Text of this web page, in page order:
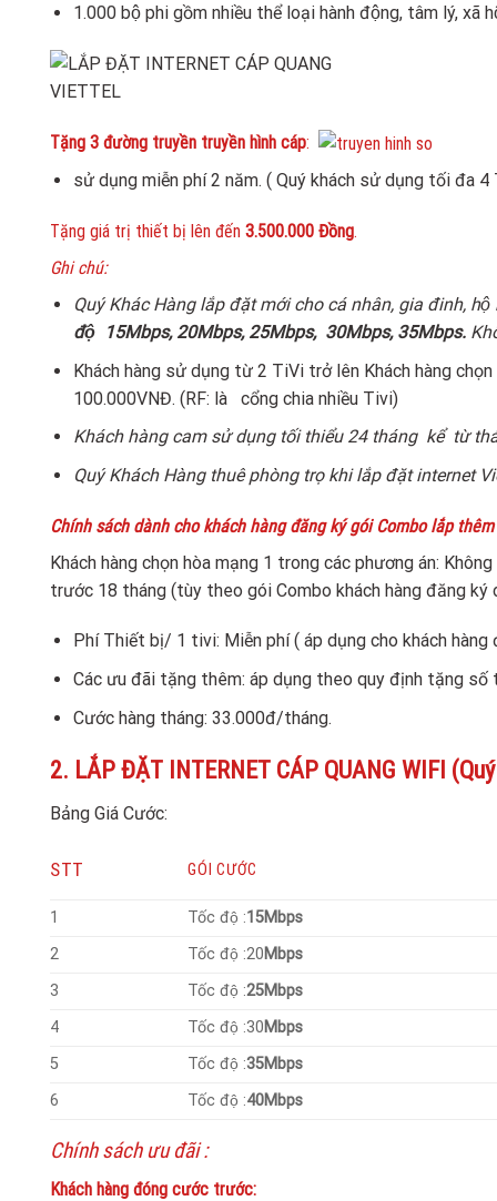
1.000 bộ phi gồm nhiều thể loại hành động, tâm lý, xã
Tặng 3 đường truyền truyền hình cáp:
sử dụng miễn phí 2 năm. ( Quý khách sử dụng tối đa
Tặng giá trị thiết bị lên đến 3.500.000 Đồng.
Ghi chú:
Quý Khác Hàng lắp đặt mới cho cá nhân, gia đinh,
độ 15Mbps, 20Mbps, 25Mbps, 30Mbps, 35Mbps.
Khách hàng sử dụng từ 2 TiVi trở lên Khách hàng
100.000VNĐ. (RF: là cổng chia nhiều Tivi)
Khách hàng cam sử dụng tối thiểu 24 tháng kể từ
Quý Khách Hàng thuê phòng trọ khi lắp đặt internet
Chính sách dành cho khách hàng đăng ký gói Combo lắp
Khách hàng chọn hòa mạng 1 trong các phương án:
trước 18 tháng (tùy theo gói Combo khách hàng đăng ký
Phí Thiết bị/ 1 tivi: Miễn phí ( áp dụng cho khách
Các ưu đãi tặng thêm: áp dụng theo quy định tặng số
Cước hàng tháng: 33.000đ/tháng.
2. LẮP ĐẶT INTERNET CÁP QUANG WIFI
Bảng Giá Cước:
STT GÓI CƯỚC
1 Tốc độ :15Mbps
2
Tốc độ :20Mbps
3
Tốc độ :25Mbps
4
Tốc độ :30Mbps
5
Tốc độ :35Mbps
6
Tốc độ :40Mbps
Chính sách ưu đãi :
Khách hàng đóng cước trước: